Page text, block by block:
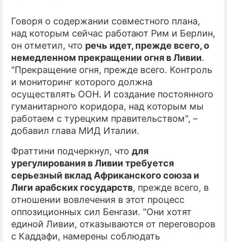
Говоря о содержании совместного плана,
над которым сейчас работают Рим и Берлин,
он отметил, что речь идет, прежде всего, о
немедленном прекращении огня в Ливии.
"Прекращение огня, прежде всего. Контроль
и мониторинг которого должна
осуществлять ООН. И создание постоянного
гуманитарного коридора, над которым мы
работаем с турецким правительством", –
добавил глава МИД Италии.
Фраттини подчеркнул, что для
урегулирования в Ливии требуется
серьезный вклад Африканского союза и
Лиги арабских государств, прежде всего, в
отношении вовлечения в этот процесс
оппозиционных сил Бенгази. "Они хотят
единой Ливии, отказываются от переговоров
с Каддафи, намерены соблюдать